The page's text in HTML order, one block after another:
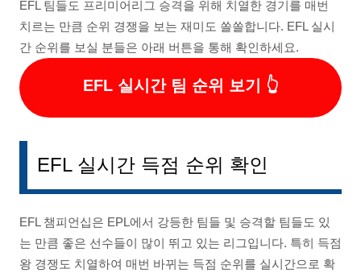
EFL 팀들도 프리미어리그 승격을 위해 치열한 경기를 매번
치르는 만큼 순위 경쟁을 보는 재미도 쏠쏠합니다. EFL 실시
간 순위를 보실 분들은 아래 버튼을 통해 확인하세요.
EFL 실시간 팀 순위 보기
EFL 실시간 득점 순위 확인
EFL 챔피언십은 EPL에서 강등한 팀들 및 승격할 팀들도 있
는 만큼 좋은 선수들이 많이 뛰고 있는 리그입니다. 특히 득점
왕 경쟁도 치열하여 매번 바뀌는 득점 순위를 실시간으로 확